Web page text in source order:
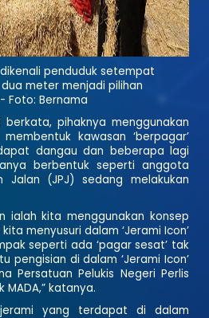
penduduk setempat
meter menjadi pilihan
Foto: Bernama
pihaknya menggunakan
kawasan ‘berpagar’
dangau dan beberapa lagi
berbentuk seperti anggota
Jalan (JPJ) sedang melakukan
ialah kita menggunakan konsep
menyusuri dalam ‘Jerami Icon’
seperti ada ‘pagar sesat’ tak
pengisian di dalam ‘Jerami Icon’
Persatuan Pelukis Negeri Perlis
katanya.
yang terdapat di dalam